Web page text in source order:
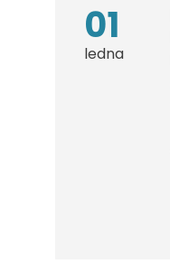
01
ledna